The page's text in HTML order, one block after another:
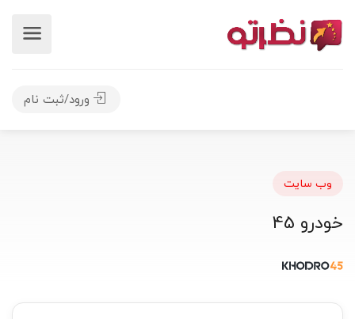
ورود/ثبت نام
وب سایت
خودرو 45